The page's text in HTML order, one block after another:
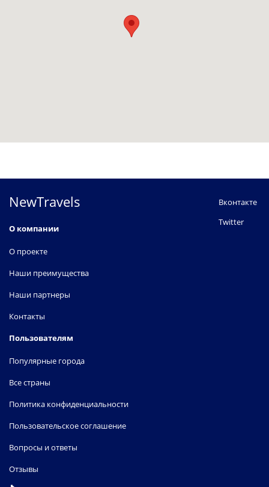
NewTravels
О компании
О проекте
Наши преимущества
Наши партнеры
Контакты
Пользователям
Популярные города
Все страны
Политика конфиденциальности
Пользовательское соглашение
Вопросы и ответы
Отзывы
Вконтакте
Twitter